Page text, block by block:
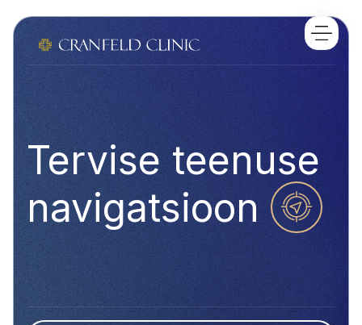
Tervise teenuse
navigatsioon